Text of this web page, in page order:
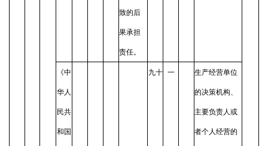
致的后
果承担
责任。
《中
华人
民共
和国
九十 一 生产经营单位
的决策机构、
主要负责人或
者个人经营的